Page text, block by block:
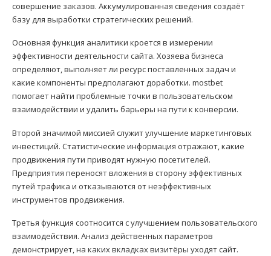
совершение заказов. Аккумулированная сведения создаёт
базу для выработки стратегических решений.
Основная функция аналитики кроется в измерении
эффективности деятельности сайта. Хозяева бизнеса
определяют, выполняет ли ресурс поставленных задач и
какие компоненты предполагают доработки. mostbet
помогает найти проблемные точки в пользовательском
взаимодействии и удалить барьеры на пути к конверсии.
Второй значимой миссией служит улучшение маркетинговых
инвестиций. Статистические информация отражают, какие
продвижения пути приводят нужную посетителей.
Предприятия переносят вложения в сторону эффективных
путей трафика и отказываются от неэффективных
инструментов продвижения.
Третья функция соотносится с улучшением пользовательского
взаимодействия. Анализ действенных параметров
демонстрирует, на каких вкладках визитёры уходят сайт.